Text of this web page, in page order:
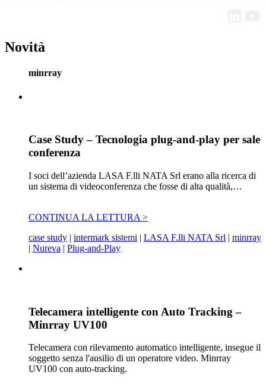
Novità
minrray
Case Study – Tecnologia plug-and-play per sale
conferenza
I soci dell’azienda LASA F.lli NATA Srl erano alla ricerca di
un sistema di videoconferenza che fosse di alta qualità,…
CONTINUA LA LETTURA >
case study | intermark sistemi | LASA F.lli NATA Srl | minrray
| Nureva | Plug-and-Play
Telecamera intelligente con Auto Tracking –
Minrray UV100
Telecamera con rilevamento automatico intelligente, insegue il
soggetto senza l'ausilio di un operatore video. Minrray
UV100 con auto-tracking.